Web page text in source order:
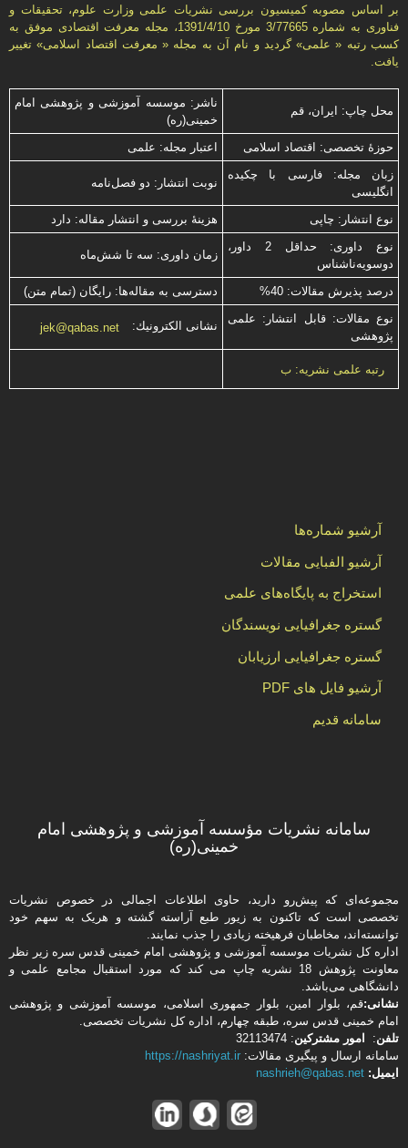
بر اساس مصوبه کمیسیون بررسی نشریات علمی وزارت علوم، تحقیقات و
فناوری به شماره 3/77665 مورخ 1391/4/10، مجله معرفت اقتصادی موفق به
کسب رتبه « علمی» گردید و نام آن به مجله « معرفت اقتصاد اسلامی» تغییر
یافت.
محل چاپ: ایران، قم
ناشر: موسسه آموزشی و پژوهشی امام
خمینی(ره)
حوزۀ تخصصی: اقتصاد اسلامی
اعتبار مجله: علمی
زبان مجله: فارسی با چكیده
انگلیسی
نوبت انتشار: دو فصل‌نامه
نوع انتشار: چاپی
هزینۀ بررسی و انتشار مقاله: دارد
نوع داوری: حداقل 2 داور،
دوسویه‌ناشناس
زمان داوری: سه تا شش‌ماه
درصد پذیرش مقالات: 40%
دسترسی به مقاله‌ها: رایگان (تمام متن)
نوع مقالات: قابل انتشار: علمی
پژوهشی
نشانی الكترونیك: jek@qabas.net
رتبه علمی نشریه: ب
آرشیو شماره‌ها
آرشیو الفبایی مقالات
استخراج به پایگاه‌های علمی
گستره جغرافیایی نویسندگان
گستره جغرافیایی ارزیابان
آرشیو فایل های PDF
سامانه قدیم
سامانه نشریات مؤسسه آموزشی و پژوهشی امام
خمینی(ره)
مجموعه‌ای که پیش‌رو دارید،‌ حاوی اطلاعات اجمالی در خصوص نشریات
تخصصی است که تاکنون به زیور طبع آراسته گشته و هریک به سهم خود
توانسته‌اند، مخاطبان فرهیخته‌ زیادی را جذب نمایند.
اداره كل نشریات موسسه آموزشی و پژوهشی امام خمینی قدس سره زیر نظر
معاونت پژوهش 18 نشریه چاپ می کند که مورد استقبال مجامع علمی و
دانشگاهی می‌باشد.
نشانی:قم، بلوار امین، بلوار جمهوری اسلامی، موسسه آموزشی و پژوهشی
امام خمینی قدس سره، طبقه چهارم، اداره كل نشریات تخصصی.
تلفن: امور مشتركین: 32113474
سامانه ارسال و پیگیری مقالات: https://nashriyat.ir
ایمیل: nashrieh@qabas.net